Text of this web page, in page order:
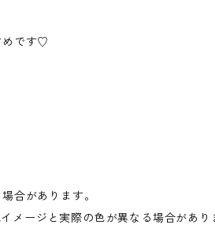
めです♡
合があります。
メージと実際の色が異なる場合があり